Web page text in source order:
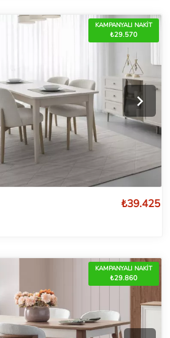
KAMPANYALI NAKİT
₺29.570
₺39.425
KAMPANYALI NAKİT
₺29.860